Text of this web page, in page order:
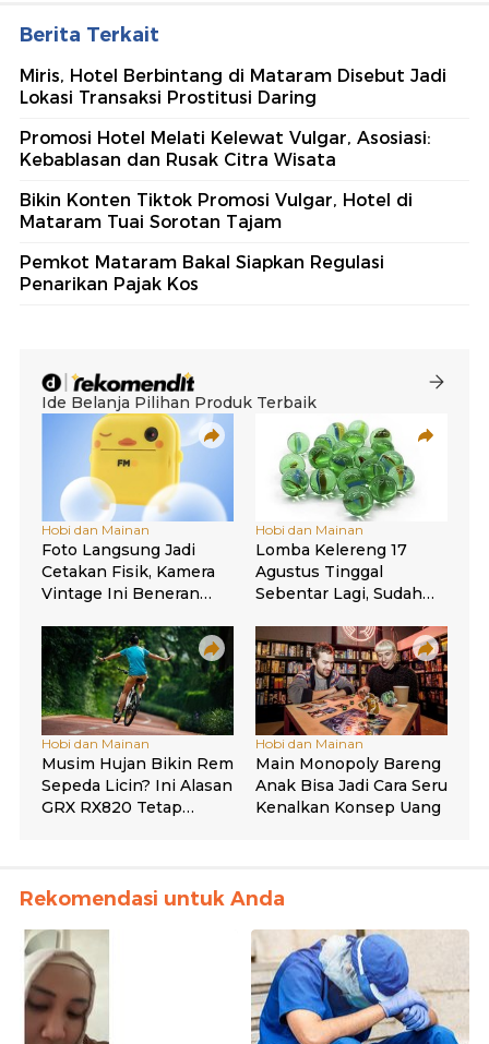
Berita Terkait
Miris, Hotel Berbintang di Mataram Disebut Jadi
Lokasi Transaksi Prostitusi Daring
Promosi Hotel Melati Kelewat Vulgar, Asosiasi:
Kebablasan dan Rusak Citra Wisata
Bikin Konten Tiktok Promosi Vulgar, Hotel di
Mataram Tuai Sorotan Tajam
Pemkot Mataram Bakal Siapkan Regulasi
Penarikan Pajak Kos
Rekomendasi untuk Anda